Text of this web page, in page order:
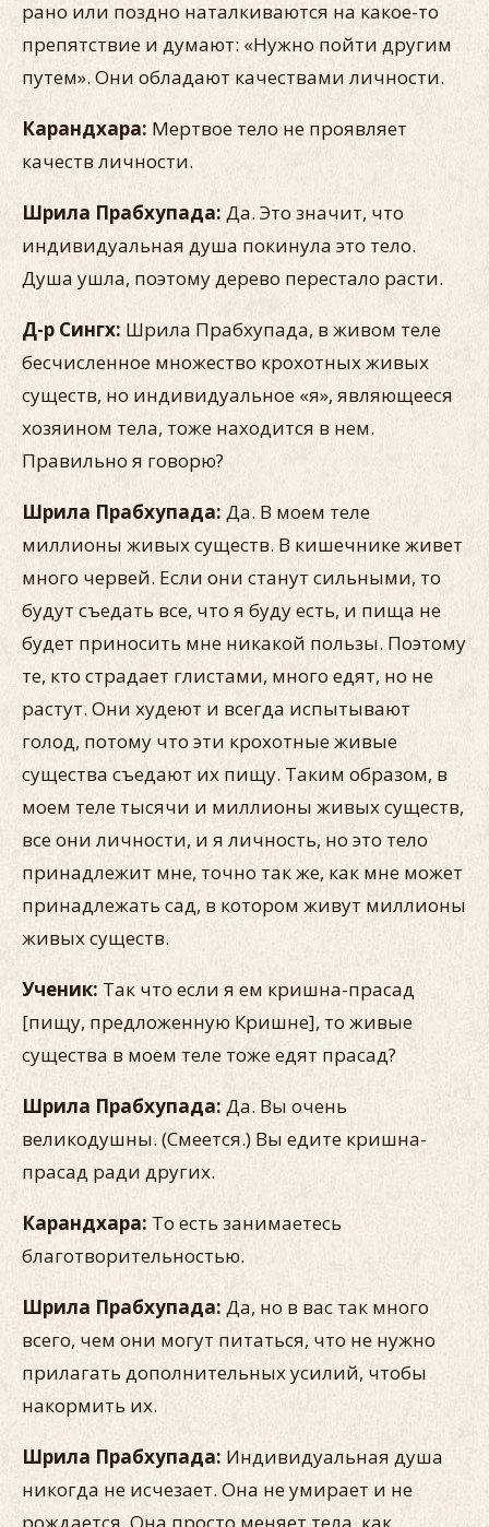
рано или поздно наталкиваются на какое-то
препятствие и думают: «Нужно пойти другим
путем». Они обладают качествами личности.
Карандхара: Мертвое тело не проявляет
качеств личности.
Шрила Прабхупада: Да. Это значит, что
индивидуальная душа покинула это тело.
Душа ушла, поэтому дерево перестало расти.
Д-р Сингх: Шрила Прабхупада, в живом теле
бесчисленное множество крохотных живых
существ, но индивидуальное «я», являющееся
хозяином тела, тоже находится в нем.
Правильно я говорю?
Шрила Прабхупада: Да. В моем теле
миллионы живых существ. В кишечнике живет
много червей. Если они станут сильными, то
будут съедать все, что я буду есть, и пища не
будет приносить мне никакой пользы. Поэтому
те, кто страдает глистами, много едят, но не
растут. Они худеют и всегда испытывают
голод, потому что эти крохотные живые
существа съедают их пищу. Таким образом, в
моем теле тысячи и миллионы живых существ,
все они личности, и я личность, но это тело
принадлежит мне, точно так же, как мне может
принадлежать сад, в котором живут миллионы
живых существ.
Ученик: Так что если я ем кришна-прасад
[пищу, предложенную Кришне], то живые
существа в моем теле тоже едят прасад?
Шрила Прабхупада: Да. Вы очень
великодушны. (Смеется.) Вы едите кришна-
прасад ради других.
Карандхара: То есть занимаетесь
благотворительностью.
Шрила Прабхупада: Да, но в вас так много
всего, чем они могут питаться, что не нужно
прилагать дополнительных усилий, чтобы
накормить их.
Шрила Прабхупада: Индивидуальная душа
никогда не исчезает. Она не умирает и не